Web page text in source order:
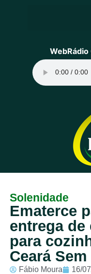
Solenidade
Ematerce
entrega
para
Ceará
Fábio Moura 16/